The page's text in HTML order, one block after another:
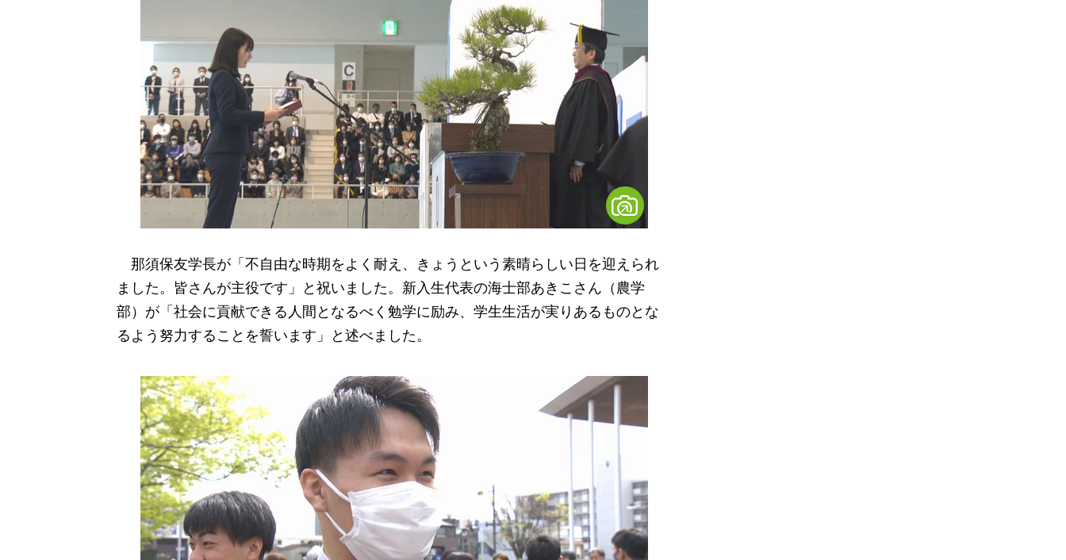
那須保友学長が「不自由な時期をよく耐え、きょうという素晴らしい日を迎えられ
ました。皆さんが主役です」と祝いました。新入生代表の海士部あきこさん（農学
部）が「社会に貢献できる人間となるべく勉学に励み、学生生活が実りあるものとな
るよう努力することを誓います」と述べました。